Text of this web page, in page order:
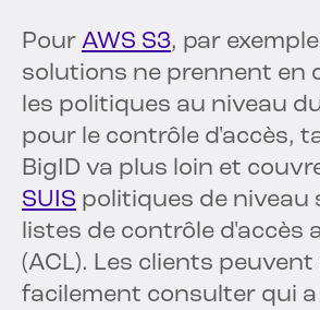
Pour AWS S3, par
solutions ne prennent en
les politiques au niveau
pour le contrôle d'accès,
BigID va plus loin et
SUIS politiques de niveau
listes de contrôle d'accès
(ACL). Les clients peuvent
facilement consulter qui